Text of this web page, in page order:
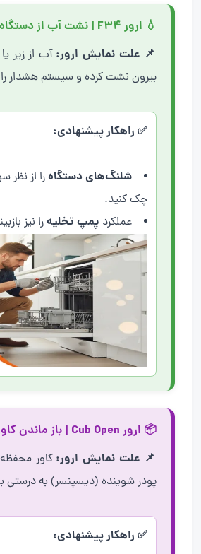
💧 ارور F34 | نشت آب از دستگاه
📌 علت نمایش ارور: آب از زیر
بیرون نشت کرده و سیستم هشدار
✅ راهکار پیشنهادی:
شلنگ‌های دستگاهرا از نظر
چک کنید.
عملکرد پمپ تخلیهرا نیز
📦 ارور Cub Open | باز ماندن کاور شوینده
📌 علت نمایش ارور: کاور
پودر شوینده (دیسپنسر) به
✅ راهکار پیشنهادی: